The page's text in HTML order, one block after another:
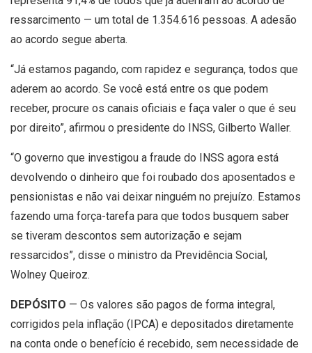
ressarcimento — um total de 1.354.616 pessoas. A adesão
ao acordo segue aberta.
“Já estamos pagando, com rapidez e segurança, todos que
aderem ao acordo. Se você está entre os que podem
receber, procure os canais oficiais e faça valer o que é seu
por direito”, afirmou o presidente do INSS, Gilberto Waller.
“O governo que investigou a fraude do INSS agora está
devolvendo o dinheiro que foi roubado dos aposentados e
pensionistas e não vai deixar ninguém no prejuízo. Estamos
fazendo uma força-tarefa para que todos busquem saber
se tiveram descontos sem autorização e sejam
ressarcidos”, disse o ministro da Previdência Social,
Wolney Queiroz.
DEPÓSITO — Os valores são pagos de forma integral,
corrigidos pela inflação (IPCA) e depositados diretamente
na conta onde o benefício é recebido, sem necessidade de